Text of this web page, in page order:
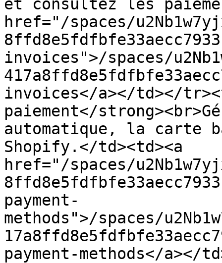
et consultez les
href="/spaces/
invoices">/spaces/
invoices</a></td></
paiement</
automatique, la carte
Shopify.</td><td><a
href="/spaces/
payment-
methods">/spaces/
payment-methods</